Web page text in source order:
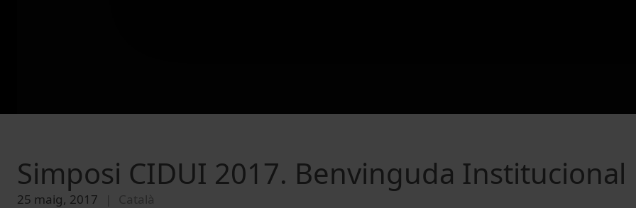
Simposi CIDUI 2017. Benvinguda Institucional
25 maig, 2017 Català